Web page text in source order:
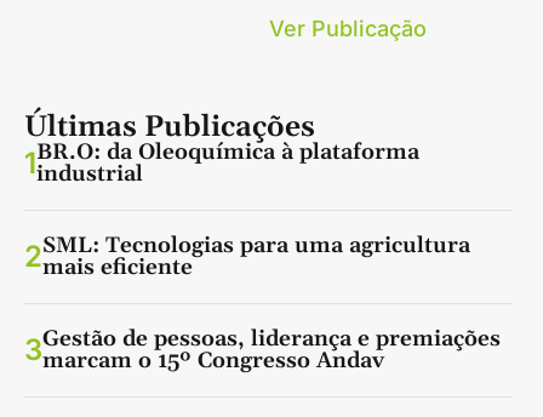
Ver Publicação
Últimas Publicações
1BR.O: da Oleoquímica à plataforma
industrial
2SML: Tecnologias para uma agricultura
mais eficiente
3Gestão de pessoas, liderança e premiações
marcam o 15º Congresso Andav